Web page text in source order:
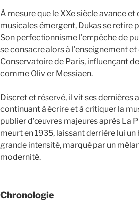
À mesure que le XXe siècle avance
musicales émergent, Dukas se retire
Son perfectionnisme l’empêche de
se consacre alors à l’enseignement
Conservatoire de Paris, influençant
comme Olivier Messiaen.
Discret et réservé, il vit ses dernières
continuant à écrire et à critiquer la
publier d’œuvres majeures après La
meurt en 1935, laissant derrière lui
grande intensité, marqué par un
modernité.
Chronologie